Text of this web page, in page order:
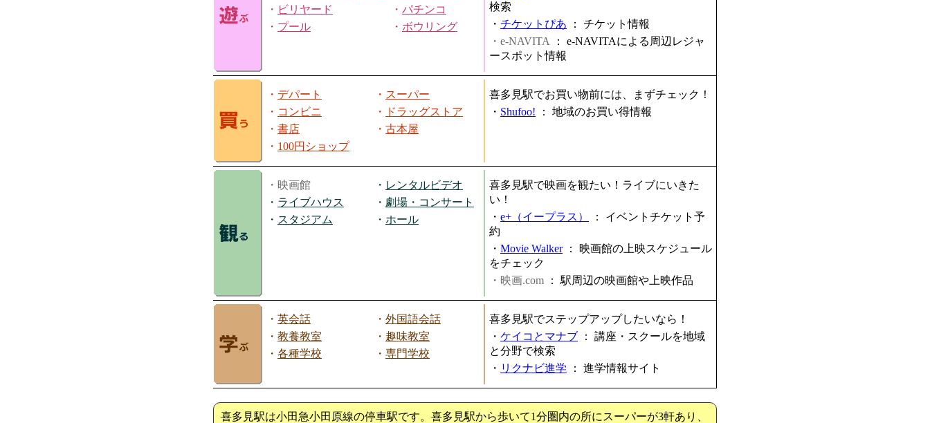
・ ビリヤード ・ パチンコ
・ プール ・ ボウリング
検索
・ チケットぴあ ： チケット情報
・e-NAVITA
： e-NAVITAによる周辺レジャ
ースポット情報
・ デパート ・ スーパー
・ コンビニ ・
ドラッグストア
・ 書店 ・ 古本屋
・ 100円ショップ
喜多見駅でお買い物前には、まずチェック！
・ Shufoo! ： 地域のお買い得情報
・映画館 ・ レンタルビデオ
・ ライブハウス ・ 劇場・コンサート
・ スタジアム ・ ホール
喜多見駅で映画を観たい！ライブにいきた
い！
・ e+（イープラス） ： イベントチケット予
約
・ Movie Walker： 映画館の上映スケジュール
をチェック
・映画.com ： 駅周辺の映画館や上映作品
・ 英会話 ・ 外国語会話
・ 教養教室 ・ 趣味教室
・ 各種学校 ・ 専門学校
喜多見駅でステップアップしたいなら！
・ ケイコとマナブ ： 講座・スクールを地域
と分野で検索
・ リクナビ進学 ： 進学情報サイト
喜多見駅は小田急小田原線の停車駅です。喜多見駅から歩いて1分圏内の所にスーパーが3軒あり、